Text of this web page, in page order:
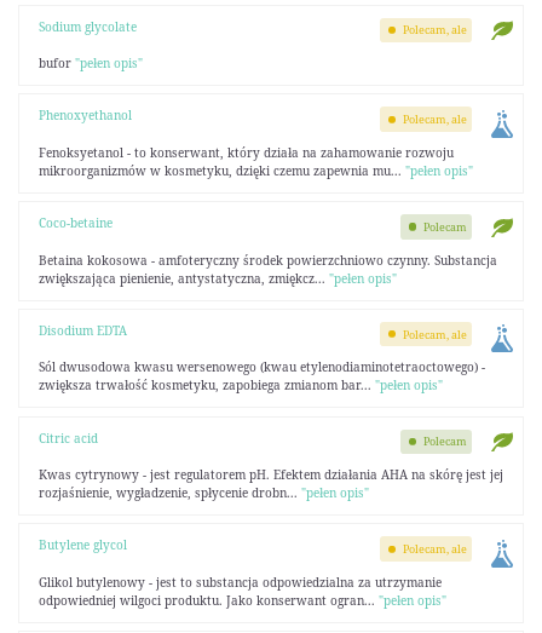
Sodium glycolate
bufor "pełen opis"
Polecam, ale
Phenoxyethanol
Fenoksyetanol - to konserwant, który działa na zahamowanie rozwoju
mikroorganizmów w kosmetyku, dzięki czemu zapewnia mu... "pełen opis"
Polecam, ale
Coco-betaine
Betaina kokosowa - amfoteryczny środek powierzchniowo czynny. Substancja
zwiększająca pienienie, antystatyczna, zmiękcz... "pełen opis"
Polecam
Disodium EDTA
Sól dwusodowa kwasu wersenowego (kwau etylenodiaminotetraoctowego) -
zwiększa trwałość kosmetyku, zapobiega zmianom bar... "pełen opis"
Polecam, ale
Citric acid
Kwas cytrynowy - jest regulatorem pH. Efektem działania AHA na skórę jest jej
rozjaśnienie, wygładzenie, spłycenie drobn... "pełen opis"
Polecam
Butylene glycol
Glikol butylenowy - jest to substancja odpowiedzialna za utrzymanie
odpowiedniej wilgoci produktu. Jako konserwant ogran... "pełen opis"
Polecam, ale